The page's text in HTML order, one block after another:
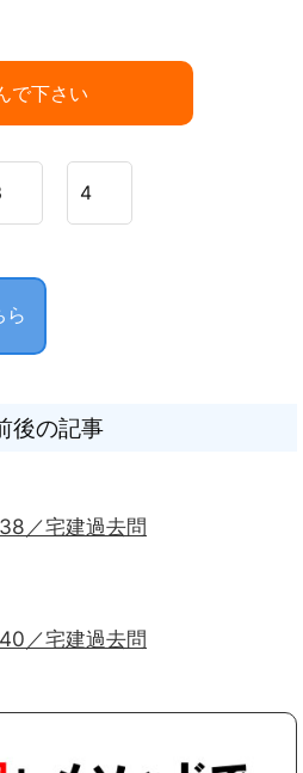
で下さい
4
ら
後の記事
／宅建過去問
／宅建過去問